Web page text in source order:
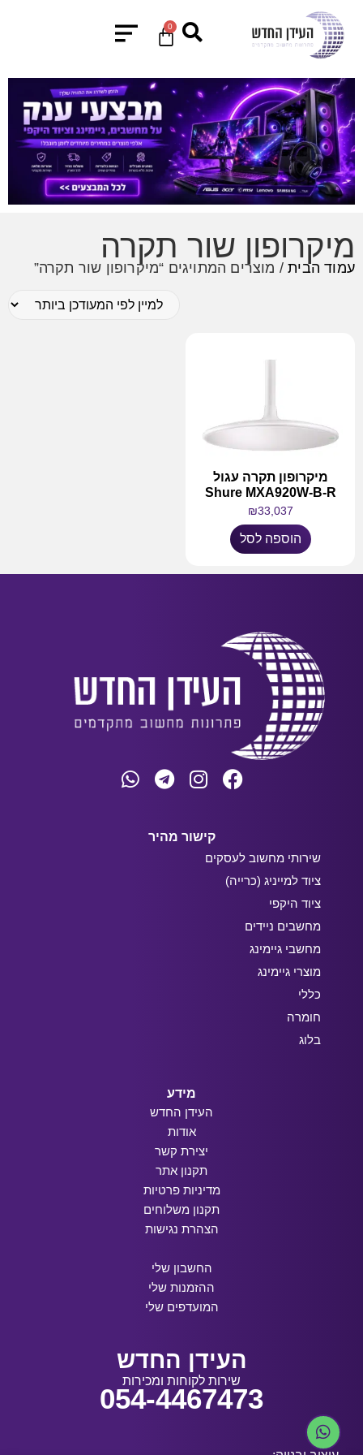
0
מיקרופון שור תקרה
עמוד הבית/ מוצרים המתויגים “מיקרופון שור תקרה”
מיקרופון תקרה עגול
Shure MXA920W-B-R
₪33,037
הוספה לסל
קישור מהיר
שירותי מחשוב לעסקים
ציוד למייניג (כרייה)
ציוד היקפי
מחשבים ניידים
מחשבי גיימינג
מוצרי גיימינג
כללי
חומרה
בלוג
מידע
העידן החדש
אודות
יצירת קשר
תקנון אתר
מדיניות פרטיות
תקנון משלוחים
הצהרת נגישות
החשבון שלי
ההזמנות שלי
המועדפים שלי
העידן החדש
שירות לקוחות ומכירות
054-4467473